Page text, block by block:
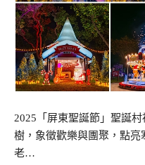
2025「屏東聖誕節」聖誕
樹，象徵歡樂與團聚，點
老…